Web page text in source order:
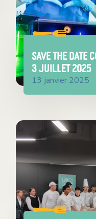
SAVE THE DATE
3 juillet 2025
13 janvier 2025